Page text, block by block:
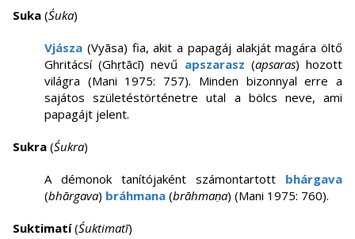
Suka (Śuka)
Vjásza (Vyāsa) fia, akit a papagáj alakját magára öltő
Ghritácsí (Ghṛtācī) nevű apszarasz (apsaras) hozott
világra (Mani 1975: 757). Minden bizonnyal erre a
sajátos születéstörténetre utal a bölcs neve, ami
papagájt jelent.
Sukra (Śukra)
A démonok tanítójaként számontartott bhárgava
(bhārgava) bráhmana (brāhmaṇa) (Mani 1975: 760).
Suktimatí(Śuktimatī)